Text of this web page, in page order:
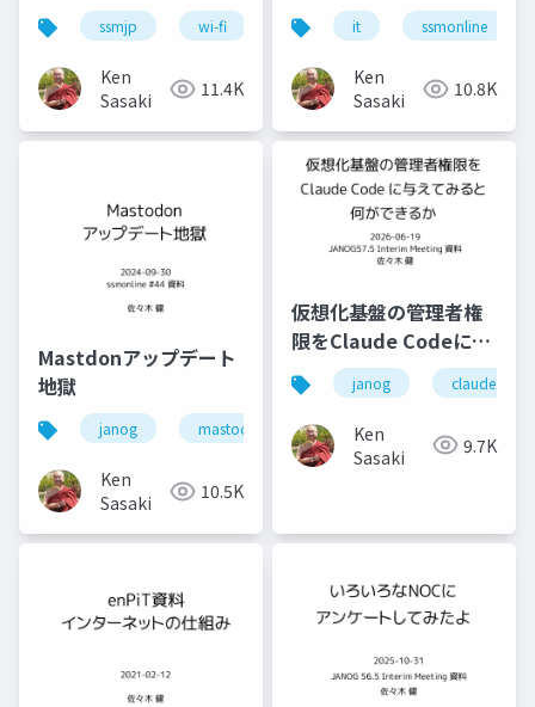
ssmjp wi-fi conbu bakuchiku
Ken
Sasaki
11.4K
it ssmonline
Ken
Sasaki
10.8K
Mastdonアップデート
地獄
janog mastodon chatgpt
Ken
Sasaki
10.5K
仮想化基盤の管理者権
限をClaude Codeに与
えてみると何ができる
か
janog claude code
Ken
Sasaki
9.7K